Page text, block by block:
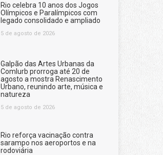
Rio celebra 10 anos dos Jogos
Olímpicos e Paralímpicos com
legado consolidado e ampliado
5 de agosto de 2026
Galpão das Artes Urbanas da
Comlurb prorroga até 20 de
agosto a mostra Renascimento
Urbano, reunindo arte, música e
natureza
5 de agosto de 2026
Rio reforça vacinação contra
sarampo nos aeroportos e na
rodoviária